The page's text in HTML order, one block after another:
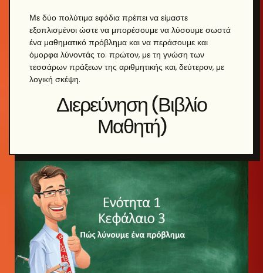
Με δύο πολύτιμα εφόδια πρέπει να είμαστε
εξοπλισμένοι ώστε να μπορέσουμε να λύσουμε σωστά
ένα μαθηματικό πρόβλημα και να περάσουμε και
όμορφα λύνοντάς το: πρώτον, με τη γνώση των
τεσσάρων πράξεων της αριθμητικής και, δεύτερον, με
λογική σκέψη.
Διερεύνηση (Βιβλίο
Μαθητή)